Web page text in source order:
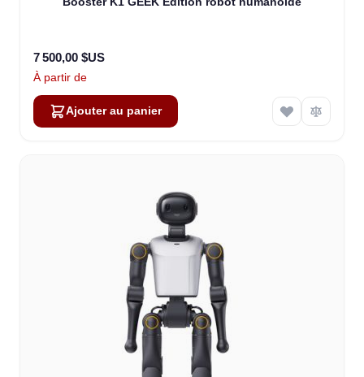
7 500,00 $US
À partir de
Ajouter au panier